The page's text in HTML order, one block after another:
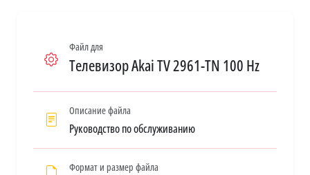
Файл для
Телевизор Akai TV 2961-TN 100 Hz
Описание файла
Руководство по обслуживанию
Формат и размер файла